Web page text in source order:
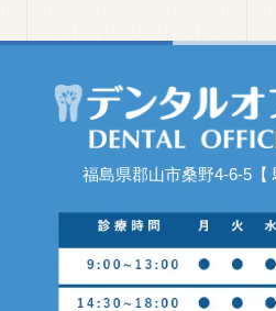
福島県郡山市桑野4-6-5【